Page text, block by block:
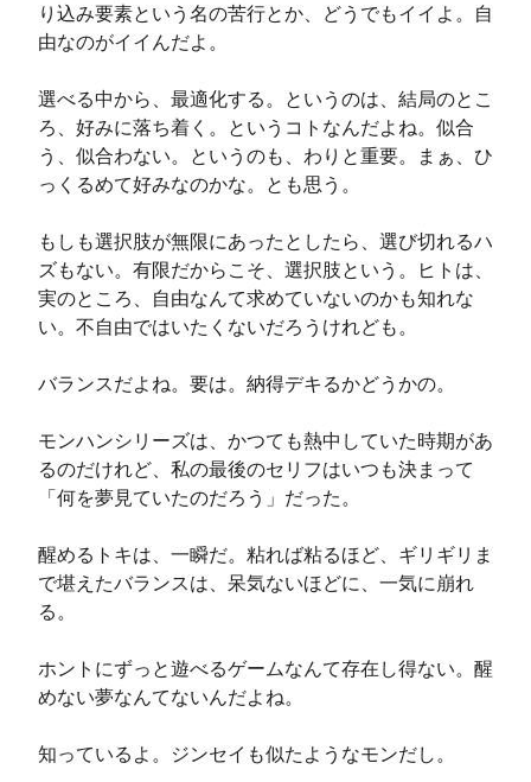
り込み要素という名の苦行とか、どうでもイイよ。自
由なのがイイんだよ。
選べる中から、最適化する。というのは、結局のとこ
ろ、好みに落ち着く。というコトなんだよね。似合
う、似合わない。というのも、わりと重要。まぁ、ひ
っくるめて好みなのかな。とも思う。
もしも選択肢が無限にあったとしたら、選び切れるハ
ズもない。有限だからこそ、選択肢という。ヒトは、
実のところ、自由なんて求めていないのかも知れな
い。不自由ではいたくないだろうけれども。
バランスだよね。要は。納得デキるかどうかの。
モンハンシリーズは、かつても熱中していた時期があ
るのだけれど、私の最後のセリフはいつも決まって
「何を夢見ていたのだろう」だった。
醒めるトキは、一瞬だ。粘れば粘るほど、ギリギリま
で堪えたバランスは、呆気ないほどに、一気に崩れ
る。
ホントにずっと遊べるゲームなんて存在し得ない。醒
めない夢なんてないんだよね。
知っているよ。ジンセイも似たようなモンだし。